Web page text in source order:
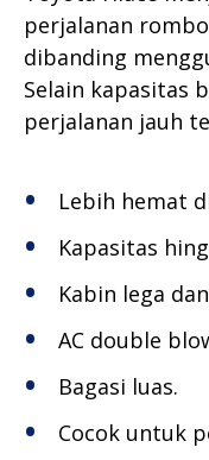
perjalanan
dibanding
Selain kapasitas
perjalanan jauh
Lebih hemat
Kapasitas
Kabin lega
AC double
Bagasi luas.
Cocok untuk